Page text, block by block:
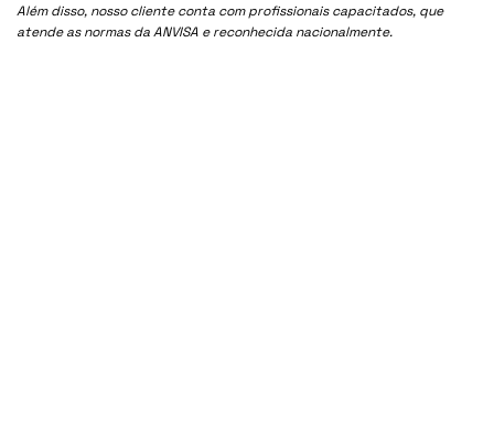
Além disso, nosso cliente conta com profissionais capacitados, que
atende as normas da ANVISA e reconhecida nacionalmente.